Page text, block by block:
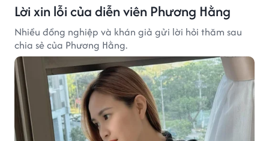
Lời xin lỗi của diễn viên Phương Hằng
Nhiều đồng nghiệp và khán giả gửi lời hỏi thăm sau
chia sẻ của Phương Hằng.